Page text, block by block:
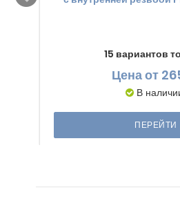
15 вариантов
Ценаот
В
ПЕРЕЙТИ